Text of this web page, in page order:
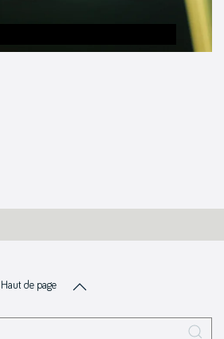
Haut de page